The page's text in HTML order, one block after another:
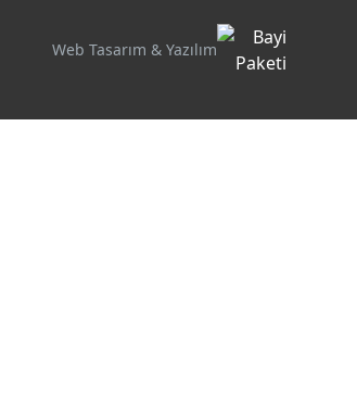
Web Tasarım & Yazılım